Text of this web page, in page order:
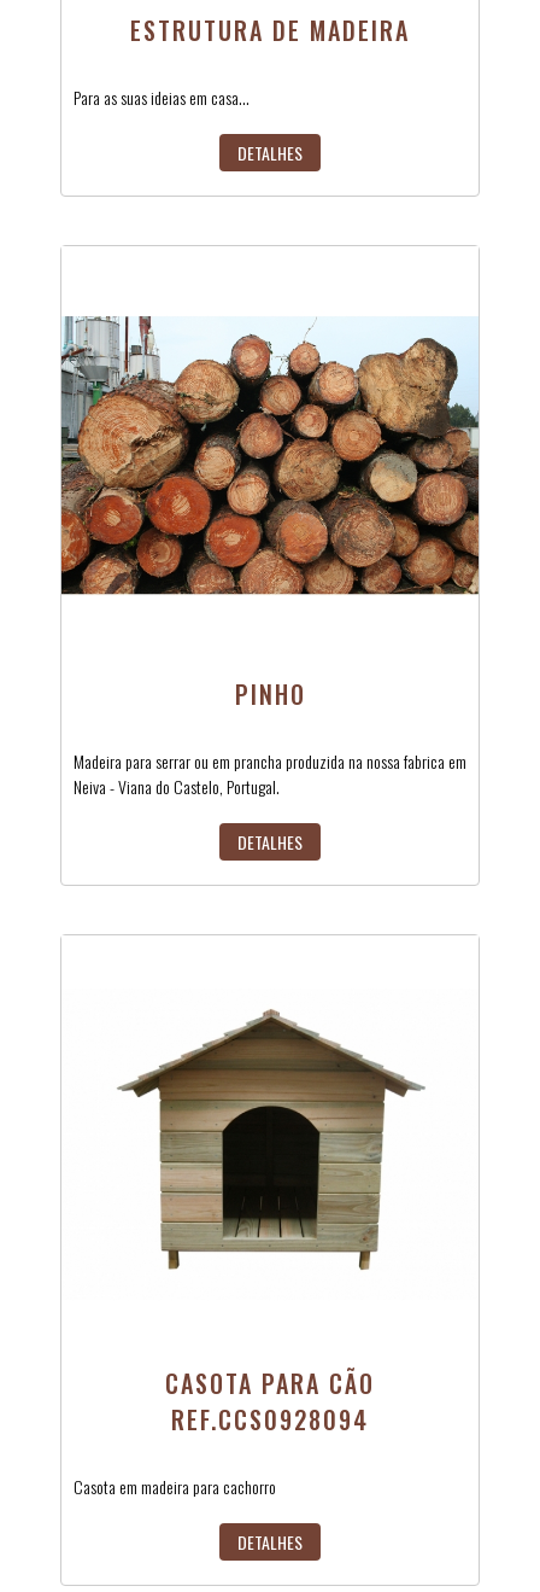
ESTRUTURA DE MADEIRA
Para as suas ideias em casa...
DETALHES
PINHO
Madeira para serrar ou em prancha produzida na nossa fabrica em
Neiva - Viana do Castelo, Portugal.
DETALHES
CASOTA PARA CÃO
REF.CCS0928094
Casota em madeira para cachorro
DETALHES